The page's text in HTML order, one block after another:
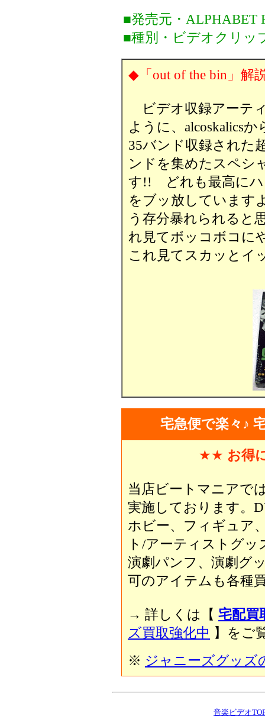
■発売元・ALPHABET
■種別・ビデオクリッ
◆「out of the bin」解
ビデオ収録アーテ
ように、alcoskalics
35バンド収録された
ンドを集めたスペシ
す!! どれも最高にハ
をブッ放しています
う存分暴れられると
れ見てボッコボコ
これ見てスカッとイ
宅急便で楽々♪
★★ お得
当店ビートマニアで
実施しております。
ホビー、フィギュア
ト/アーティストグッ
演劇パンフ、演劇グ
可のアイテムも各種
→ 詳しくは【 宅配買
ズ買取強化中 】をご
※ ジャニーズグッズ
音楽ビデオ